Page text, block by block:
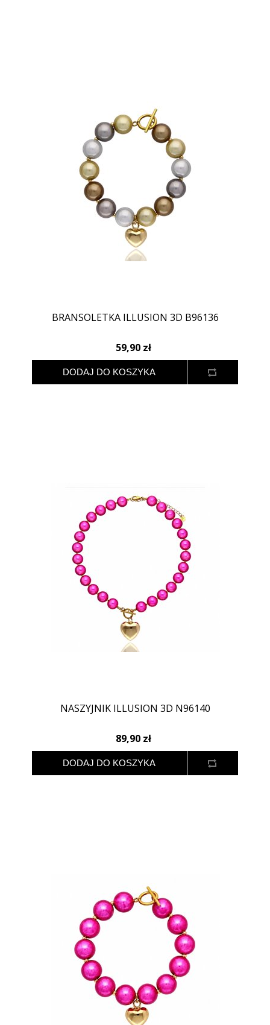
BRANSOLETKA ILLUSION 3D B96136
59,90 zł
NASZYJNIK ILLUSION 3D N96140
89,90 zł